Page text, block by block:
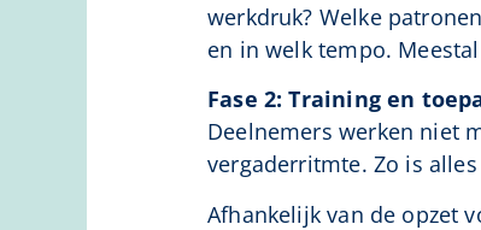
werkdruk? Welke
en in welk tempo.
Fase 2: Training en
Deelnemers werken niet
vergaderritmte. Zo is
Afhankelijk van de opzet